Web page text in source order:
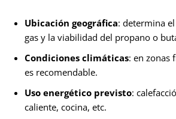
Ubicación geográfica: determina
gas y la viabilidad del propano o
Condiciones climáticas: en zonas
es recomendable.
Uso energético previsto:
caliente, cocina, etc.